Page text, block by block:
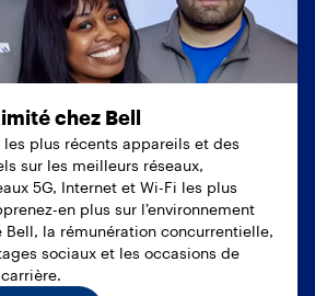
chez Bell
les plus récents appareils et des
sur les meilleurs réseaux,
5G, Internet et Wi-Fi les plus
en plus sur l’environnement
Bell, la rémunération concurrentielle,
sociaux et les occasions de